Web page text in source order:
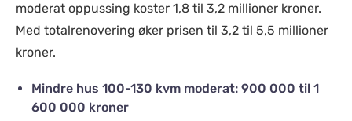
moderat oppussing koster 1,8 til 3,2 millioner kroner.
Med totalrenovering øker prisen til 3,2 til 5,5 millioner
kroner.
Mindre hus 100-130 kvm moderat: 900 000 til 1
600 000 kroner